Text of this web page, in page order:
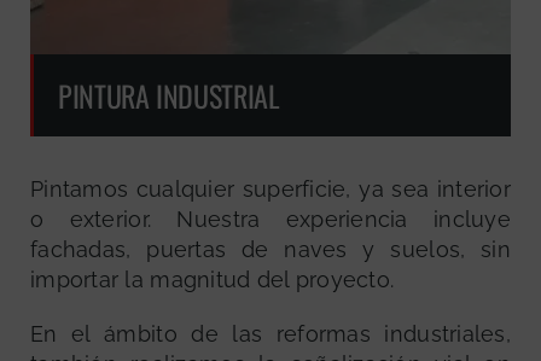
PINTURA INDUSTRIAL
Pintamos cualquier superficie, ya sea interior
o exterior. Nuestra experiencia incluye
fachadas, puertas de naves y suelos, sin
importar la magnitud del proyecto.
En el ámbito de las reformas industriales,